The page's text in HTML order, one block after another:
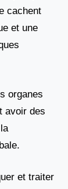
cachent
et une
organes
avoir des
et traiter